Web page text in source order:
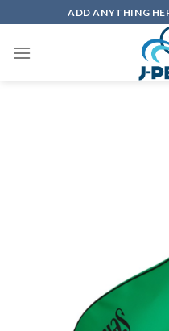
to
content
ADD ANYTHING